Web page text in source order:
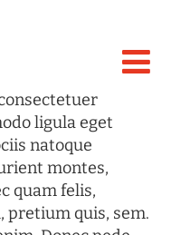
ligula eget
natoque
montes,
quam felis,
pretium quis, sem.